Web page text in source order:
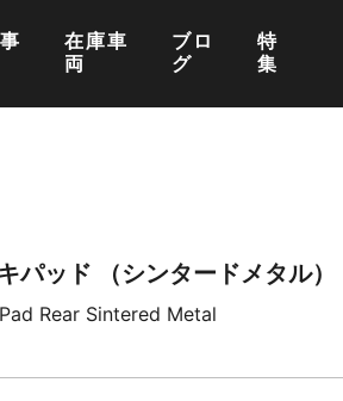
在庫車
両
ブロ
グ
特
集
ッド （シンタードメタル）
Rear Sintered Metal